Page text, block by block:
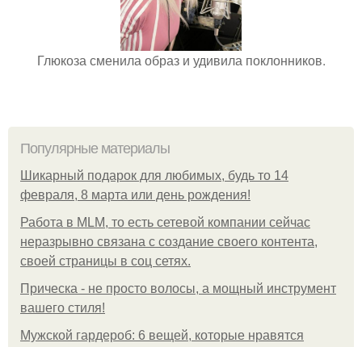
Глюкоза сменила образ и удивила поклонников.
Популярные материалы
Шикарный подарок для любимых, будь то 14
февраля, 8 марта или день рождения!
Работа в MLM, то есть сетевой компании сейчас
неразрывно связана с создание своего контента,
своей страницы в соц сетях.
Прическа - не просто волосы, а мощный инструмент
вашего стиля!
Мужской гардероб: 6 вещей, которые нравятся